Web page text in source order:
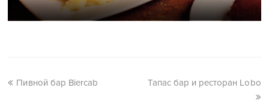
Пивной бар Biercab Тапас бар и ресторан Lobo